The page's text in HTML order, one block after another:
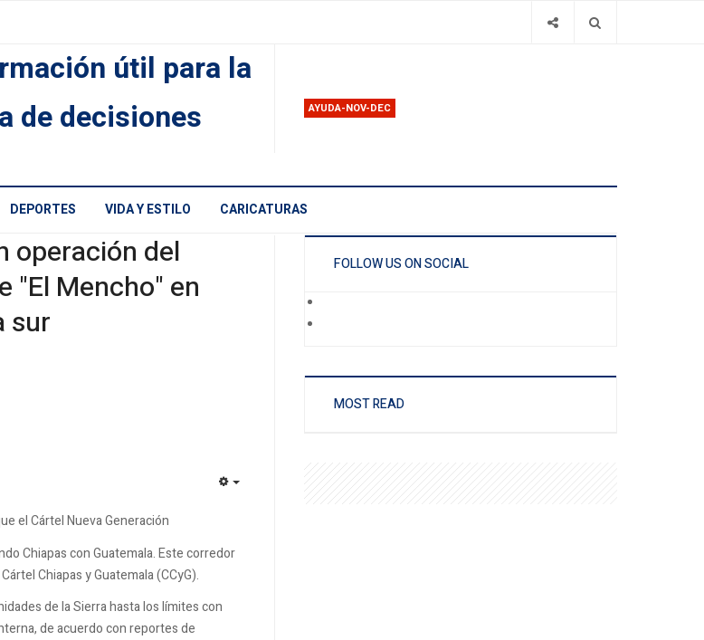
útil para la
de decisiones
AYUDA-NOV-DEC
DEPORTES VIDA Y ESTILO CARICATURAS
operación del
"El Mencho" en
sur
el Cártel Nueva Generación
Chiapas con Guatemala. Este corredor
Chiapas y Guatemala (CCyG).
de la Sierra hasta los límites con
de acuerdo con reportes de
FOLLOW US ON SOCIAL
MOST READ